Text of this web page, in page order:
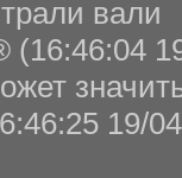
вали
(16:46:04
19/